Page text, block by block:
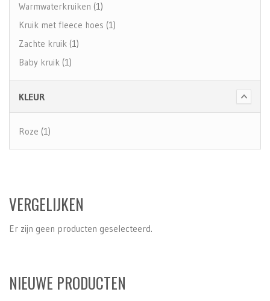
Warmwaterkruiken (1)
Kruik met fleece hoes (1)
Zachte kruik (1)
Baby kruik (1)
KLEUR
Roze (1)
VERGELIJKEN
Er zijn geen producten geselecteerd.
NIEUWE PRODUCTEN